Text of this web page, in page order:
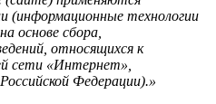
(информационные технологии
основе сбора,
относящихся к
сети «Интернет»,
Федерации).»